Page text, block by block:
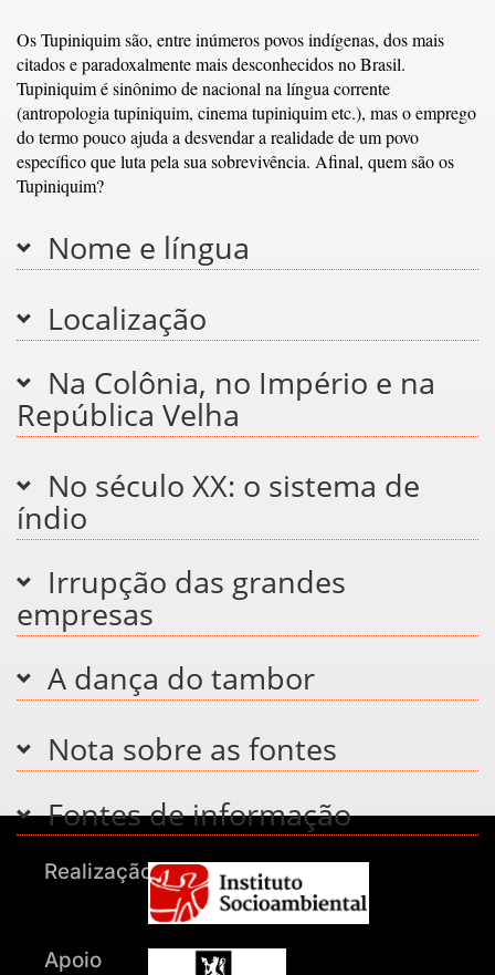
Os Tupiniquim são, entre inúmeros povos indígenas, dos mais
citados e paradoxalmente mais desconhecidos no Brasil.
Tupiniquim é sinônimo de nacional na língua corrente
(antropologia tupiniquim, cinema tupiniquim etc.), mas o emprego
do termo pouco ajuda a desvendar a realidade de um povo
específico que luta pela sua sobrevivência. Afinal, quem são os
Tupiniquim?
Nome e língua
Localização
Na Colônia, no Império e na
República Velha
No século XX: o sistema de
índio
Irrupção das grandes
empresas
A dança do tambor
Nota sobre as fontes
Fontes de informação